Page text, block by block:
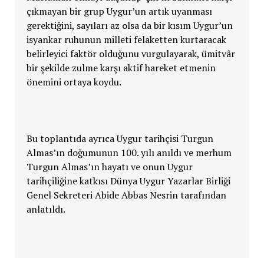
çıkmayan bir grup Uygur’un artık uyanması
gerektiğini, sayıları az olsa da bir kısım Uygur’un
isyankar ruhunun milleti felaketten kurtaracak
belirleyici faktör olduğunu vurgulayarak, ümitvâr
bir şekilde zulme karşı aktif hareket etmenin
önemini ortaya koydu.
Bu toplantıda ayrıca Uygur tarihçisi Turgun
Almas’ın doğumunun 100. yılı anıldı ve merhum
Turgun Almas’ın hayatı ve onun Uygur
tarihçiliğine katkısı Dünya Uygur Yazarlar Birliği
Genel Sekreteri Abide Abbas Nesrin tarafından
anlatıldı.